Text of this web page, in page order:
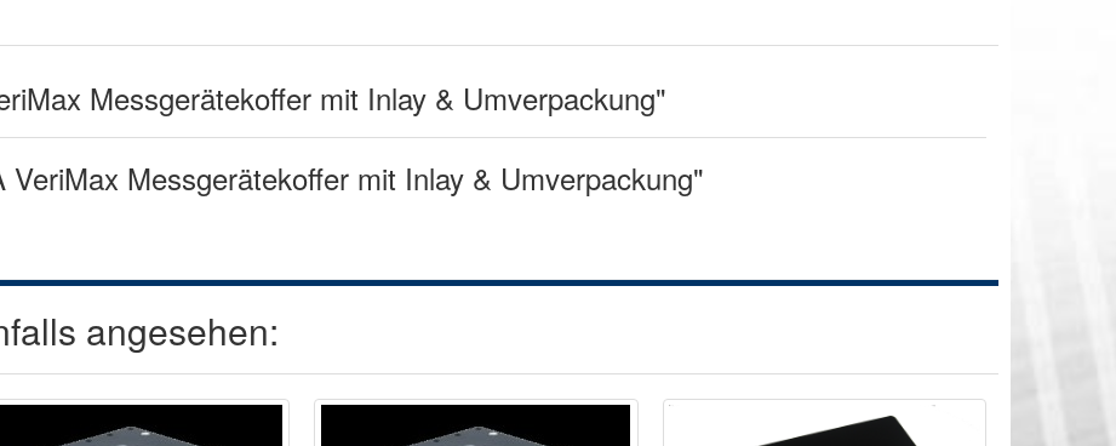
Messgerätekoffer mit Inlay & Umverpackung"
Messgerätekoffer mit Inlay & Umverpackung"
angesehen: